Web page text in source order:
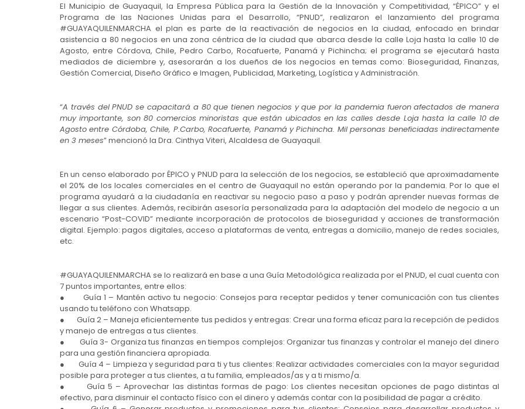
El Municipio de Guayaquil, la Empresa Pública para la Gestión de la Innovación y Competitividad, “ÉPICO” y el
Programa de las Naciones Unidas para el Desarrollo, “PNUD”, realizaron el lanzamiento del programa
#GUAYAQUILENMARCHA el plan es parte de la reactivación de negocios en la ciudad, enfocado en brindar
asistencia a 80 negocios en una zona céntrica de la ciudad que abarca desde la calle Loja hasta la calle 10 de
Agosto, entre Córdova, Chile, Pedro Carbo, Rocafuerte, Panamá y Pichincha; el programa se ejecutará hasta
mediados de diciembre y, asesorarán a los dueños de los negocios en temas como: Bioseguridad, Finanzas,
Gestión Comercial, Diseño Gráfico e Imagen, Publicidad, Marketing, Logística y Administración.
“A través del PNUD se capacitará a 80 que tienen negocios y que por la pandemia fueron afectados de manera
muy importante, son 80 comercios minoristas que están ubicados en las calles desde Loja hasta la calle 10 de
Agosto entre Córdoba, Chile, P.Carbo, Rocafuerte, Panamá y Pichincha. Mil personas beneficiadas indirectamente
en 3 meses” mencionó la Dra. Cinthya Viteri, Alcaldesa de Guayaquil.
En un censo elaborado por ÉPICO y PNUD para la selección de los negocios, se estableció que aproximadamente
el 20% de los locales comerciales en el centro de Guayaquil no están operando por la pandemia. Por lo que el
programa ayudará a la ciudadanía en reactivar su negocio paso a paso y podrán aprender nuevas formas de
llegar a sus clientes. Además, recibirán asesoría personalizada para la adaptación del modelo de negocio a un
escenario “Post-COVID” mediante incorporación de protocolos de bioseguridad y acciones de transformación
digital. Ejemplo: pagos digitales, acceso a plataformas de venta, entregas a domicilio, manejo de redes sociales,
etc.
#GUAYAQUILENMARCHA se lo realizará en base a una Guía Metodológica realizada por el PNUD, el cual cuenta con
7 puntos importantes, entre ellos:
● Guía 1 – Mantén activo tu negocio: Consejos para receptar pedidos y tener comunicación con tus clientes
usando tu teléfono con Whatsapp.
● Guía 2 – Maneja eficientemente tus pedidos y entregas: Crear una forma eficaz para la recepción de pedidos
y manejo de entregas a tus clientes.
● Guía 3- Organiza tus finanzas en tiempos complejos: Organizar tus finanzas y controlar el manejo del dinero
para una gestión financiera apropiada.
● Guía 4 – Limpieza y seguridad para ti y tus clientes: Realizar actividades comerciales con la mayor seguridad
posible para proteger a tus clientes, a tu familia, empleados/as y a ti mismo/a.
● Guía 5 – Aprovechar las distintas formas de pago: Los clientes necesitan opciones de pago distintas al
efectivo, para disminuir el contacto físico con el dinero y además contar con la posibilidad de pagar a crédito.